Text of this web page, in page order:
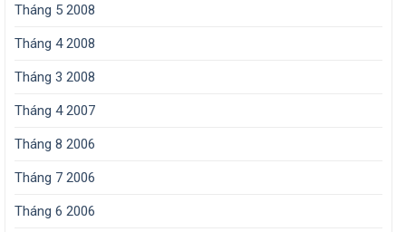
Tháng 5 2008
Tháng 4 2008
Tháng 3 2008
Tháng 4 2007
Tháng 8 2006
Tháng 7 2006
Tháng 6 2006